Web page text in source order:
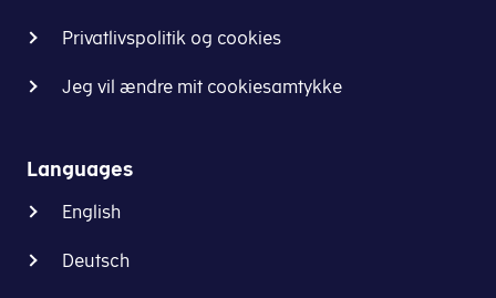
Privatlivspolitik og cookies
Jeg vil ændre mit cookiesamtykke
Languages
English
Deutsch